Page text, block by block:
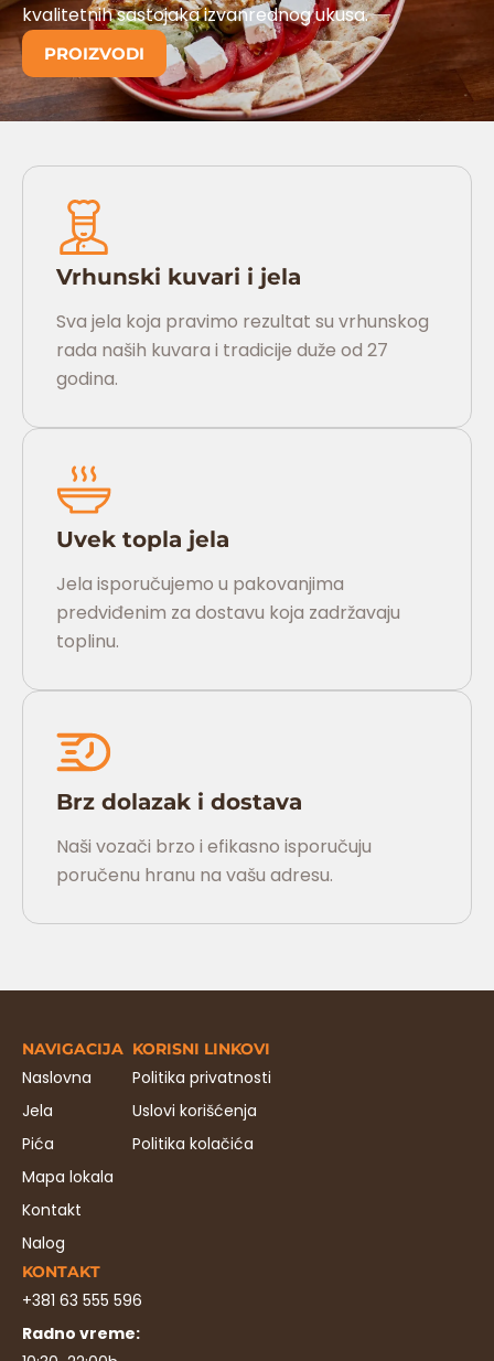
kvalitetnih sastojaka izvanrednog ukusa.
PROIZVODI
Vrhunski kuvari i jela
Sva jela koja pravimo rezultat su vrhunskog
rada naših kuvara i tradicije duže od 27
godina.
Uvek topla jela
Jela isporučujemo u pakovanjima
predviđenim za dostavu koja zadržavaju
toplinu.
Brz dolazak i dostava
Naši vozači brzo i efikasno isporučuju
poručenu hranu na vašu adresu.
NAVIGACIJA
Naslovna
Jela
Pića
Mapa lokala
Kontakt
Nalog
KORISNI LINKOVI
Politika privatnosti
Uslovi korišćenja
Politika kolačića
KONTAKT
+381 63 555 596
Radno vreme: